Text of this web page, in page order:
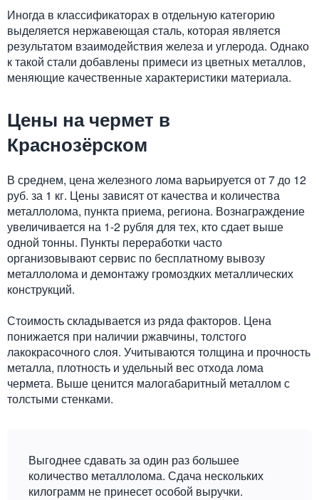
Иногда в классификаторах в отдельную категорию
выделяется нержавеющая сталь, которая является
результатом взаимодействия железа и углерода. Однако
к такой стали добавлены примеси из цветных металлов,
меняющие качественные характеристики материала.
Цены на чермет в
Краснозёрском
В среднем, цена железного лома варьируется от 7 до 12
руб. за 1 кг. Цены зависят от качества и количества
металлолома, пункта приема, региона. Вознаграждение
увеличивается на 1-2 рубля для тех, кто сдает выше
одной тонны. Пункты переработки часто
организовывают сервис по бесплатному вывозу
металлолома и демонтажу громоздких металлических
конструкций.
Стоимость складывается из ряда факторов. Цена
понижается при наличии ржавчины, толстого
лакокрасочного слоя. Учитываются толщина и прочность
металла, плотность и удельный вес отхода лома
чермета. Выше ценится малогабаритный металлом с
толстыми стенками.
Выгоднее сдавать за один раз большее
количество металлолома. Сдача нескольких
килограмм не принесет особой выручки.